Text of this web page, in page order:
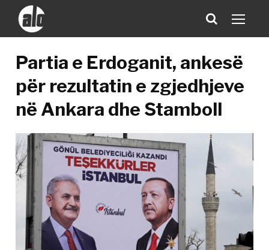
Partia e Erdoganit, ankesë
për rezultatin e zgjedhjeve
në Ankara dhe Stamboll